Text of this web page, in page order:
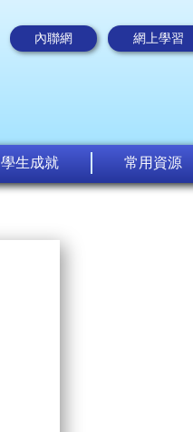
內聯網 網上學習
學生成就 常用資源